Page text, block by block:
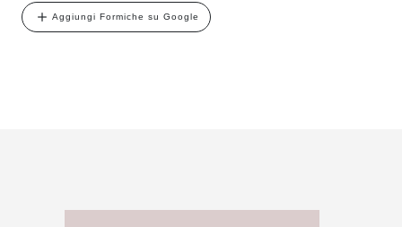
Aggiungi Formiche su Google